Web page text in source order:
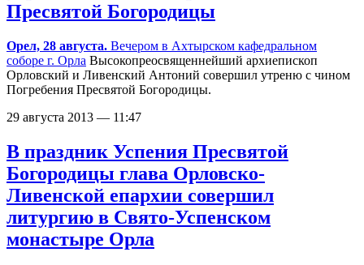
Пресвятой Богородицы
Орел, 28 августа. Вечером в Ахтырском кафедральном
соборе г. Орла Высокопреосвященнейший архиепископ
Орловский и Ливенский Антоний совершил утреню с чином
Погребения Пресвятой Богородицы.
29 августа 2013 — 11:47
В праздник Успения Пресвятой
Богородицы глава Орловско-
Ливенской епархии совершил
литургию в Свято-Успенском
монастыре Орла